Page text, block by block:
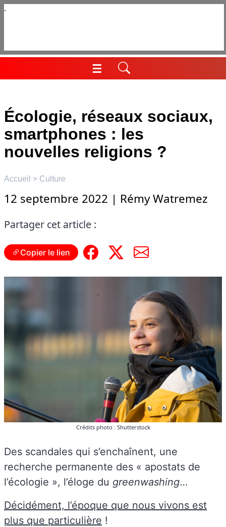
Aller
☰
Menu
Écologie, réseaux sociaux,
smartphones : les
nouvelles religions ?
Accueil > Culture
12 septembre 2022 | Rémy Watremez
Partager cet article :
Copier le lien
Crédits photo : Shutterstock
Des scandales qui s’enchaînent, une
recherche permanente des « apostats de
l’écologie », l’éloge du greenwashing…
Décidément, l’époque que nous vivons est
plus que particulière !